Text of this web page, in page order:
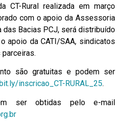
CT-Rural realizada em março
com o apoio da Assessoria
das Bacias PCJ, será distribuído
apoio da CATI/SAA, sindicatos
são gratuitas e podem ser
inscricao_CT-RURAL_25.
ser obtidas pelo e-mail